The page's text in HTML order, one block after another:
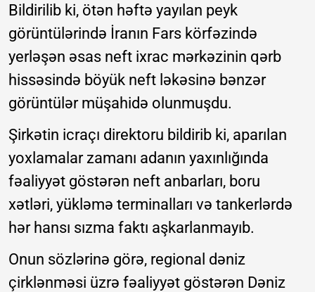
Bildirilib ki, ötən həftə yayılan peyk
görüntülərində İranın Fars körfəzində
yerləşən əsas neft ixrac mərkəzinin qərb
hissəsində böyük neft ləkəsinə bənzər
görüntülər müşahidə olunmuşdu.
Şirkətin icraçı direktoru bildirib ki, aparılan
yoxlamalar zamanı adanın yaxınlığında
fəaliyyət göstərən neft anbarları, boru
xətləri, yükləmə terminalları və tankerlərdə
hər hansı sızma faktı aşkarlanmayıb.
Onun sözlərinə görə, regional dəniz
çirklənməsi üzrə fəaliyyət göstərən Dəniz